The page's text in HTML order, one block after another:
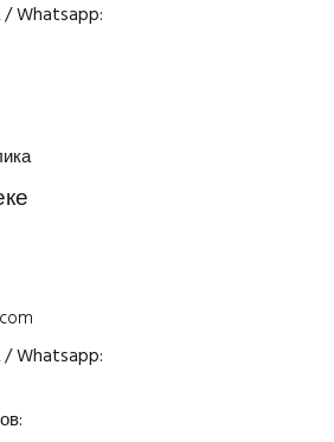
Whatsapp:
Whatsapp: